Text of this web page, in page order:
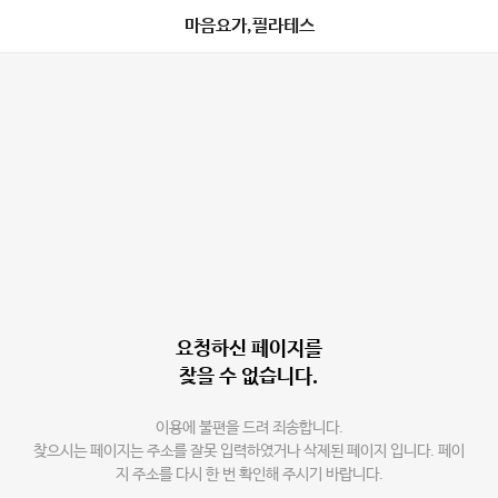
마음요가,필라테스
요청하신 페이지를
찾을 수 없습니다.
이용에 불편을 드려 죄송합니다.
찾으시는 페이지는 주소를 잘못 입력하였거나 삭제된 페이지 입니다. 페이
지 주소를 다시 한 번 확인해 주시기 바랍니다.